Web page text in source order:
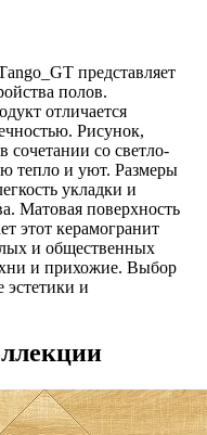
представляет
полов.
отличается
Рисунок,
со светло-
тепло и уют. Размеры
укладки и
Матовая поверхность
этот керамогранит
и общественных
и прихожие. Выбор
эстетики и